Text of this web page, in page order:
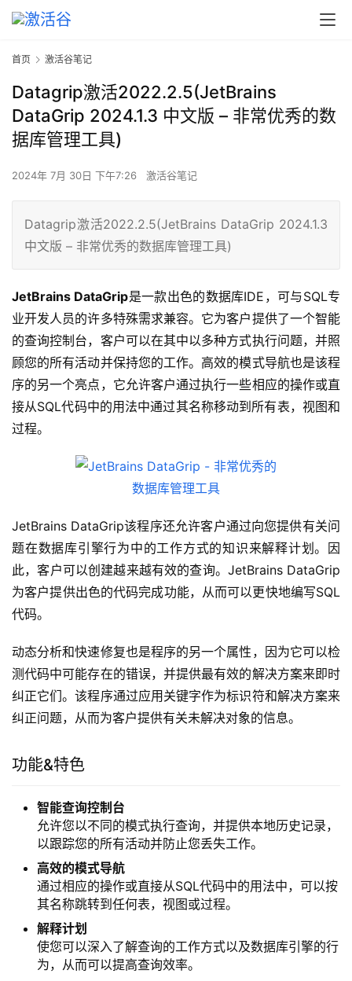
首页 激活谷笔记
Datagrip激活2022.2.5(JetBrains
DataGrip 2024.1.3 中文版 – 非常优秀的数
据库管理工具)
2024年 7月 30日 下午7:26 激活谷笔记
Datagrip激活2022.2.5(JetBrains DataGrip 2024.1.3
中文版 – 非常优秀的数据库管理工具)
JetBrains DataGrip是一款出色的数据库IDE，可与SQL专
业开发人员的许多特殊需求兼容。它为客户提供了一个智能
的查询控制台，客户可以在其中以多种方式执行问题，并照
顾您的所有活动并保持您的工作。高效的模式导航也是该程
序的另一个亮点，它允许客户通过执行一些相应的操作或直
接从SQL代码中的用法中通过其名称移动到所有表，视图和
过程。
JetBrains DataGrip该程序还允许客户通过向您提供有关问
题在数据库引擎行为中的工作方式的知识来解释计划。因
此，客户可以创建越来越有效的查询。JetBrains DataGrip
为客户提供出色的代码完成功能，从而可以更快地编写SQL
代码。
动态分析和快速修复也是程序的另一个属性，因为它可以检
测代码中可能存在的错误，并提供最有效的解决方案来即时
纠正它们。该程序通过应用关键字作为标识符和解决方案来
纠正问题，从而为客户提供有关未解决对象的信息。
功能&特色
智能查询控制台
允许您以不同的模式执行查询，并提供本地历史记录，
以跟踪您的所有活动并防止您丢失工作。
高效的模式导航
通过相应的操作或直接从SQL代码中的用法中，可以按
其名称跳转到任何表，视图或过程。
解释计划
使您可以深入了解查询的工作方式以及数据库引擎的行
为，从而可以提高查询效率。